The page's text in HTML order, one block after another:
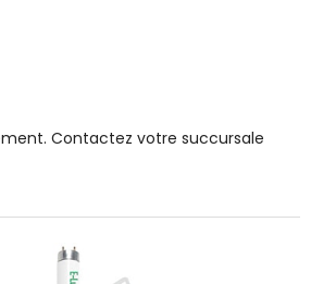
Contactez votre succursale